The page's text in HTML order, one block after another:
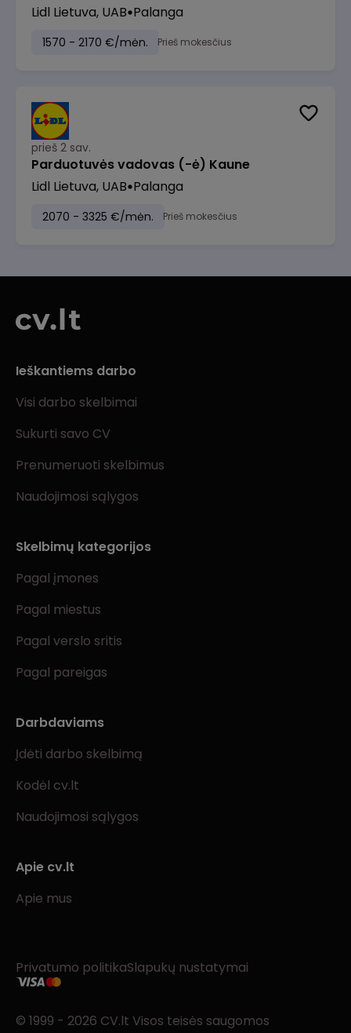
Lidl Lietuva, UAB Palanga
1570 - 2170 €/mėn. Prieš mokesčius
prieš 2 sav.
Parduotuvės vadovas (-ė) Kaune
Lidl Lietuva, UAB Palanga
2070 - 3325 €/mėn. Prieš mokesčius
Ieškantiems darbo
Visi darbo skelbimai
Sukurti savo CV
Prenumeruoti skelbimus
Naudojimosi sąlygos
Skelbimų kategorijos
Pagal įmones
Pagal miestus
Pagal verslo sritis
Pagal pareigas
Darbdaviams
Įdėti darbo skelbimą
Kodėl cv.lt
Naudojimosi sąlygos
Apie cv.lt
Apie mus
Privatumo politikaSlapukų nustatymai
© 1999 - 2026 CV.lt Visos teisės saugomos